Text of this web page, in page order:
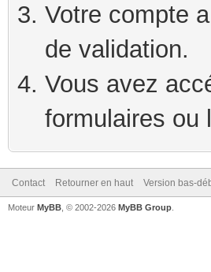
Votre compte
de validation.
Vous avez
formulaires ou
Contact Retourner en haut Version bas-
Moteur MyBB , © 2002-2026 MyBB Group